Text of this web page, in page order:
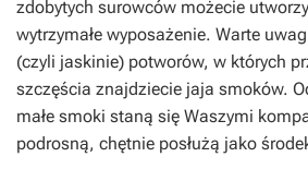
zdobytych surowców możecie
wytrzymałe wyposażenie. Warte
(czyli jaskinie) potworów, w których
szczęścia znajdziecie jaja smoków.
małe smoki staną się Waszymi
podrosną, chętnie posłużą jako